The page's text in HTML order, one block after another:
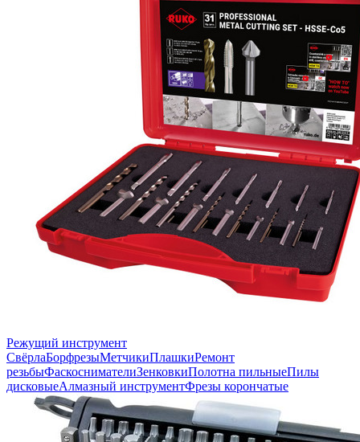
Режущий инструмент
СвёрлаБорфрезыМетчикиПлашкиРемонт
резьбыФаскоснимателиЗенковкиПолотна пильныеПилы
дисковыеАлмазный инструментФрезы корончатые